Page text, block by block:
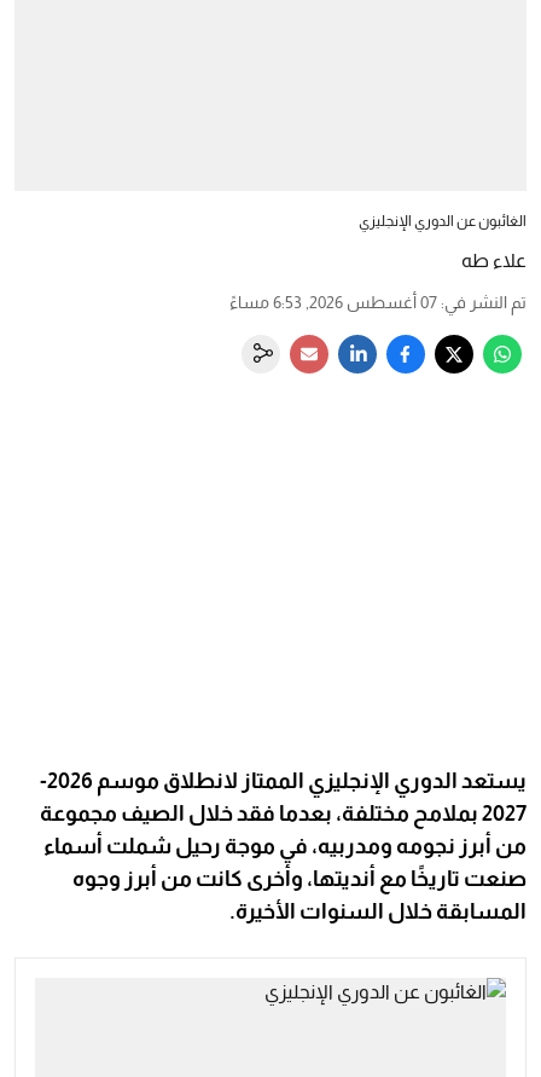
الغائبون عن الدوري الإنجليزي
علاء طه
تم النشر في: 07 أغسطس 2026, 6:53 مساءً
يستعد الدوري الإنجليزي الممتاز لانطلاق موسم 2026-
2027 بملامح مختلفة، بعدما فقد خلال الصيف مجموعة
من أبرز نجومه ومدربيه، في موجة رحيل شملت أسماء
صنعت تاريخًا مع أنديتها، وأخرى كانت من أبرز وجوه
المسابقة خلال السنوات الأخيرة.